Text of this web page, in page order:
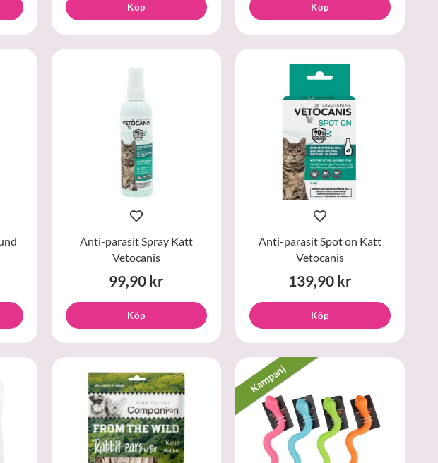
Köp Köp
Anti-parasit Spray Katt
Vetocanis
99,90 kr
Köp
Anti-parasit Spot on Katt
Vetocanis
139,90 kr
Köp
Kampanj